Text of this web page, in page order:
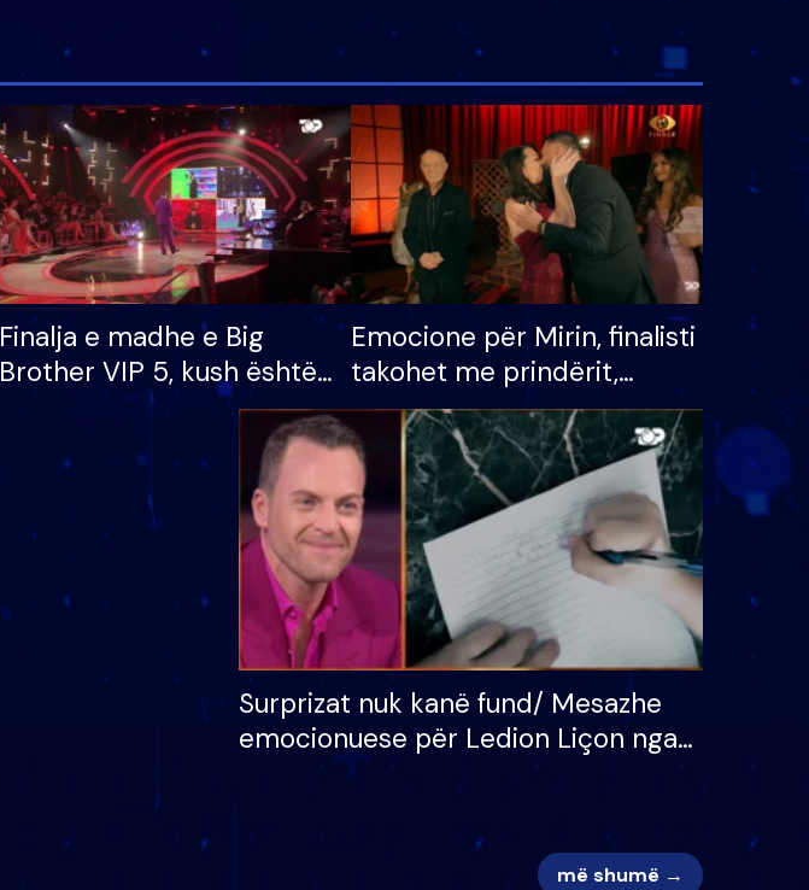
Finalja e madhe e Big
Brother VIP 5, kush është
banori i parë që lë shtëpinë
dhe humb mundësinë për
të fituar çmimin e madh
Emocione për Mirin, finalisti
takohet me prindërit,
vajzën dhe bashkëshorten:
S’kemi ndonjë letër divorci
apo jo?
Surprizat nuk kanë fund/ Mesazhe
emocionuese për Ledion Liçon nga
nëna dhe fëmijët e tij, moderatori
më shumë →